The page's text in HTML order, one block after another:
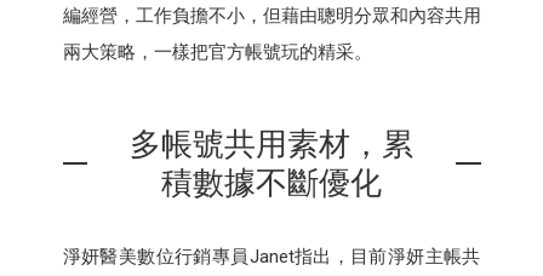
編經營，工作負擔不小，但藉由聰明分眾和內容共用
兩大策略，一樣把官方帳號玩的精采。
多帳號共用素材，累
積數據不斷優化
淨妍醫美數位行銷專員Janet指出，目前淨妍主帳共